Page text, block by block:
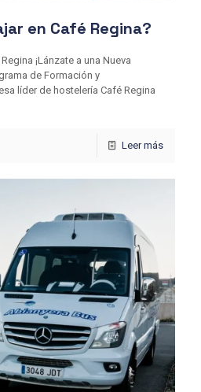
en Café Regina?
¡Lánzate a una Nueva
de Formación y
líder de hostelería Café Regina
Leer más